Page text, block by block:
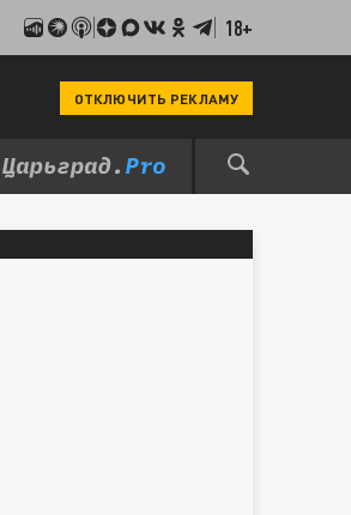
18+
ОТКЛЮЧИТЬ РЕКЛАМУ